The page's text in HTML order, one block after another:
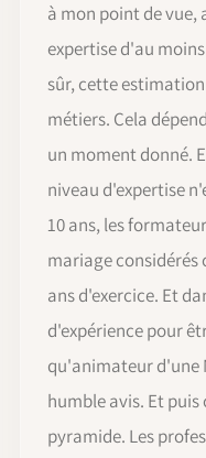
à mon point de
expertise d'au
sûr, cette
métiers. Cela
un moment donné.
niveau d'expertise
10 ans, les
mariage considérés
ans d'exercice. Et
d'expérience pour
qu'animateur d'une
humble avis. Et
pyramide. Les